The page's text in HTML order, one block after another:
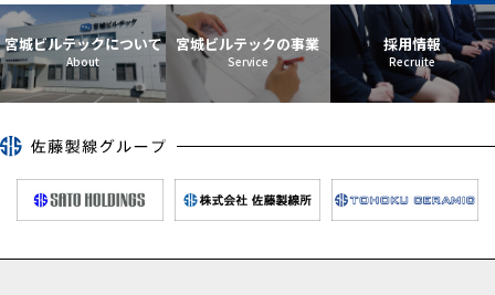
宮城ビルテックについて 宮城ビルテックの事業 採用情報